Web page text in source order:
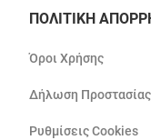
ΠΟΛΙΤΙΚΗ
Όροι Χρήσης
Δήλωση
Ρυθμίσεις Cookies